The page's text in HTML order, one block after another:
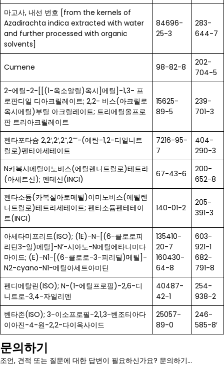
마고사, 내선 번호 [from the kernels of
Azadirachta indica extracted with water
and further processed with organic
solvents]
84696-
25-3
283-
644-7
Cumene 98-82-8
202-
704-5
2-에틸-2-[[(1-옥소알릴)옥시]메틸]-1,3- 프
로판디일 디아크릴레이트; 2,2- 비스(아크릴로
옥시메틸)부틸 아크릴레이트; 트리메틸올프로
판 트리아크릴레이트
15625-
89-5
239-
701-3
펜타포타슘 2,2′,2′,2”,2””-(에탄-1,2-디일니트
릴로)펜타아세테이트
7216-95-
7
404-
290-3
N카복시메틸이노비스(에틸렌니트릴로)테트라
(아세트산); 펜테산(INCI)
67-43-6
200-
652-8
펜타소듐(카복실아토메틸)이미노비스(에틸렌
니트릴로)테트라세테이트; 펜타소듐펜테테이
트(INCI)
140-01-2
205-
391-3
아세타미프리드(ISO); (1E)-N-[(6-클로로피
리딘3-일)메틸]-N’-시아노-N메틸에타니미다
마이드; (E)-N1-[(6-클로로-3-피리딜)메틸]-
N2-cyano-N1-메틸아세트아미딘
135410-
20-7
160430-
64-8
603-
921-1
682-
791-8
펜디메탈린(ISO); N-(1-에틸프로필)-2,6-디
니트로-3,4-자일리덴
40487-
42-1
254-
938-2
벤타존(ISO); 3-이소프로필-2,1,3-벤조티아다
이아진-4-원-2,2-다이옥사이드
25057-
89-0
246-
585-8′
문의하기
조언, 견적 또는 질문에 대한 답변이 필요하신가요? 문의하기…